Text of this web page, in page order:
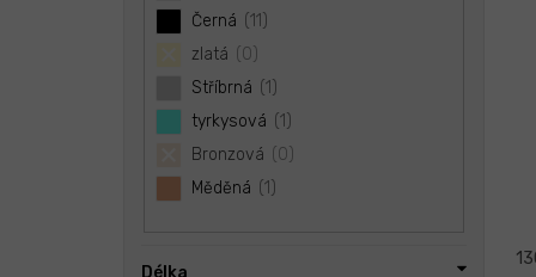
Černá
11
zlatá
0
Stříbrná
1
tyrkysová
1
Bronzová
0
Měděná
1
Délka